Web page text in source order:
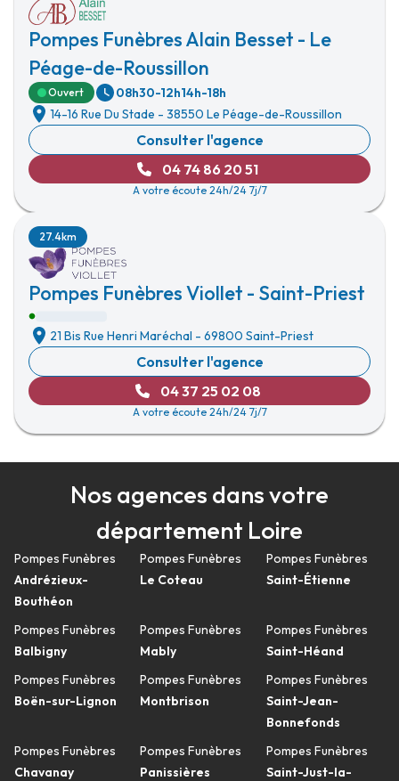
Pompes Funèbres Alain Besset - Le
Péage-de-Roussillon
Ouvert 08h30-12h14h-18h
14-16 Rue Du Stade - 38550 Le Péage-de-Roussillon
Consulter l'agence
04 74 86 20 51
A votre écoute 24h/24 7j/7
Pompes Funèbres Viollet - Saint-Priest
27.4km
21 Bis Rue Henri Maréchal - 69800 Saint-Priest
Consulter l'agence
04 37 25 02 08
A votre écoute 24h/24 7j/7
Nos agences dans votre
département Loire
Pompes Funèbres
Andrézieux-
Bouthéon
Pompes Funèbres
Balbigny
Pompes Funèbres
Boën-sur-Lignon
Pompes Funèbres
Chavanay
Pompes Funèbres
Le Coteau
Pompes Funèbres
Mably
Pompes Funèbres
Montbrison
Pompes Funèbres
Panissières
Pompes Funèbres
Saint-Étienne
Pompes Funèbres
Saint-Héand
Pompes Funèbres
Saint-Jean-
Bonnefonds
Pompes Funèbres
Saint-Just-la-